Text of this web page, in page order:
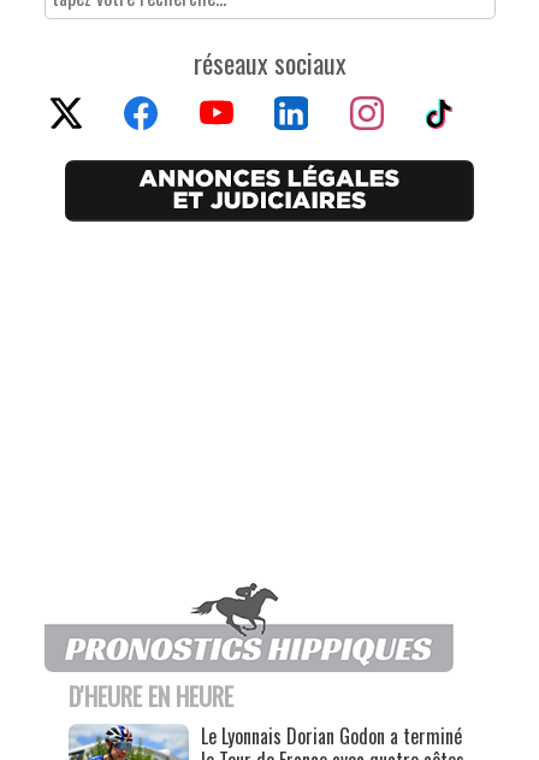
réseaux sociaux
D'HEURE EN HEURE
Le Lyonnais Dorian Godon a terminé